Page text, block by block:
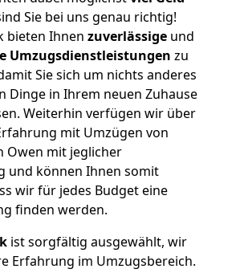
Sie bei uns genau richtig!
bieten Ihnen zuverlässige und
Umzugsdienstleistungen zu
Sie sich um nichts anderes
Dinge in Ihrem neuen Zuhause
Weiterhin verfügen wir über
mit Umzügen von
Owen mit jeglicher
und können Ihnen somit
wir für jedes Budget eine
finden werden.
ist sorgfältig ausgewählt, wir
Erfahrung im Umzugsbereich.